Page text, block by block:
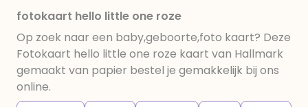
fotokaart hello little one roze
Op zoek naar een baby,geboorte,foto kaart? Deze
Fotokaart hello little one roze kaart van Hallmark
gemaakt van papier bestel je gemakkelijk bij ons
online.